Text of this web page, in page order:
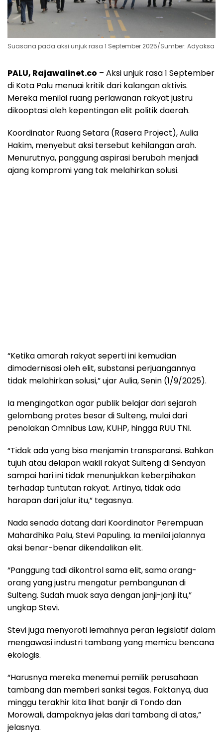
Suasana pada aksi unjuk rasa 1 September 2025/Sumber: Adyaksa
PALU, Rajawalinet.co – Aksi unjuk rasa 1 September
di Kota Palu menuai kritik dari kalangan aktivis.
Mereka menilai ruang perlawanan rakyat justru
dikooptasi oleh kepentingan elit politik daerah.
Koordinator Ruang Setara (Rasera Project), Aulia
Hakim, menyebut aksi tersebut kehilangan arah.
Menurutnya, panggung aspirasi berubah menjadi
ajang kompromi yang tak melahirkan solusi.
“Ketika amarah rakyat seperti ini kemudian
dimodernisasi oleh elit, substansi perjuangannya
tidak melahirkan solusi,” ujar Aulia, Senin (1/9/2025).
Ia mengingatkan agar publik belajar dari sejarah
gelombang protes besar di Sulteng, mulai dari
penolakan Omnibus Law, KUHP, hingga RUU TNI.
“Tidak ada yang bisa menjamin transparansi. Bahkan
tujuh atau delapan wakil rakyat Sulteng di Senayan
sampai hari ini tidak menunjukkan keberpihakan
terhadap tuntutan rakyat. Artinya, tidak ada
harapan dari jalur itu,” tegasnya.
Nada senada datang dari Koordinator Perempuan
Mahardhika Palu, Stevi Papuling. Ia menilai jalannya
aksi benar-benar dikendalikan elit.
“Panggung tadi dikontrol sama elit, sama orang-
orang yang justru mengatur pembangunan di
Sulteng. Sudah muak saya dengan janji-janji itu,”
ungkap Stevi.
Stevi juga menyoroti lemahnya peran legislatif dalam
mengawasi industri tambang yang memicu bencana
ekologis.
“Harusnya mereka menemui pemilik perusahaan
tambang dan memberi sanksi tegas. Faktanya, dua
minggu terakhir kita lihat banjir di Tondo dan
Morowali, dampaknya jelas dari tambang di atas,”
jelasnya.